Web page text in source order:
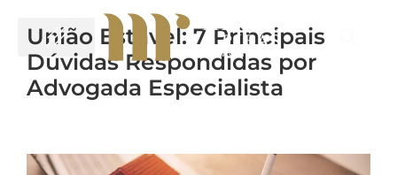
União Estável: 7 Principais
Dúvidas Respondidas por
Advogada Especialista